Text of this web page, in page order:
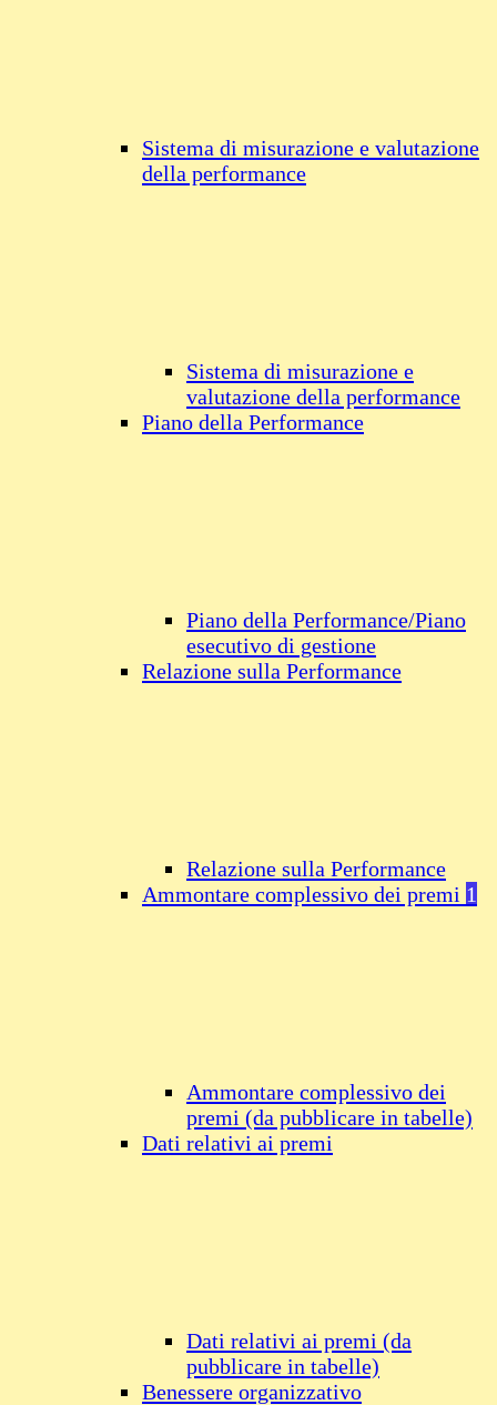
Sistema di misurazione e valutazione
della performance
Sistema di misurazione e
valutazione della performance
Piano della Performance
Piano della Performance/Piano
esecutivo di gestione
Relazione sulla Performance
Relazione sulla Performance
Ammontare complessivo dei premi 1
Ammontare complessivo dei
premi (da pubblicare in tabelle)
Dati relativi ai premi
Dati relativi ai premi (da
pubblicare in tabelle)
Benessere organizzativo